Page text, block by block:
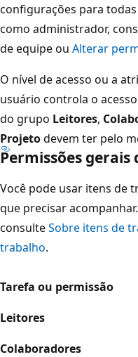
configurações para
como administrador,
de equipe ou Alterar
O nível de acesso ou a
usuário controla o
do grupo Leitores,
Projetodevem ter pelo
Permissões
Você pode usar itens de
que precisar
consulteSobre itens de
trabalho.
Tarefa ou permissão
Leitores
Colaboradores